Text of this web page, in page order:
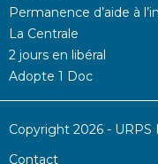
Permanence d’aide à
La Centrale
2 jours en libéral
Adopte 1 Doc
Copyright 2026 - URPS
Contact